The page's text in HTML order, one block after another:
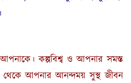
আপনাকে। কল্পবিশ্ব ও আপনার সমস্ত
থেকে আপনার আনন্দময় সুস্থ জীবন